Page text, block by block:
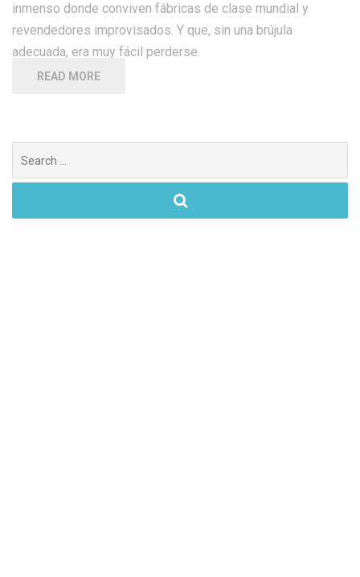
inmenso donde conviven fábricas de clase mundial y
revendedores improvisados. Y que, sin una brújula
adecuada, era muy fácil perderse.
READ MORE
for: